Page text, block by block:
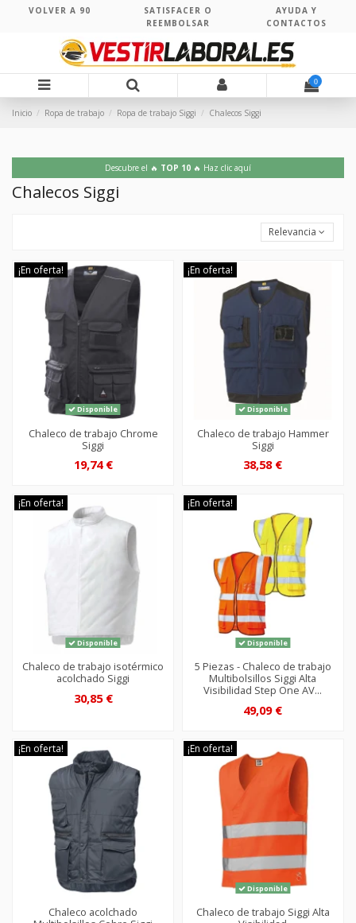
VOLVER A 90
SATISFACER O
REEMBOLSAR
AYUDA Y
CONTACTOS
0
Inicio Ropa de trabajo Ropa de trabajo Siggi Chalecos Siggi
Descubre el 🔥 TOP 10 🔥 Haz clic aquí
Chalecos Siggi
Relevancia
¡En oferta!
Disponible
Chaleco de trabajo Chrome
Siggi
19,74 €
¡En oferta!
Disponible
Chaleco de trabajo Hammer
Siggi
38,58 €
¡En oferta!
Disponible
Chaleco de trabajo isotérmico
acolchado Siggi
30,85 €
¡En oferta!
Disponible
5 Piezas - Chaleco de trabajo
Multibolsillos Siggi Alta
Visibilidad Step One AV...
49,09 €
¡En oferta!
Chaleco acolchado
¡En oferta!
Disponible
Chaleco de trabajo Siggi Alta